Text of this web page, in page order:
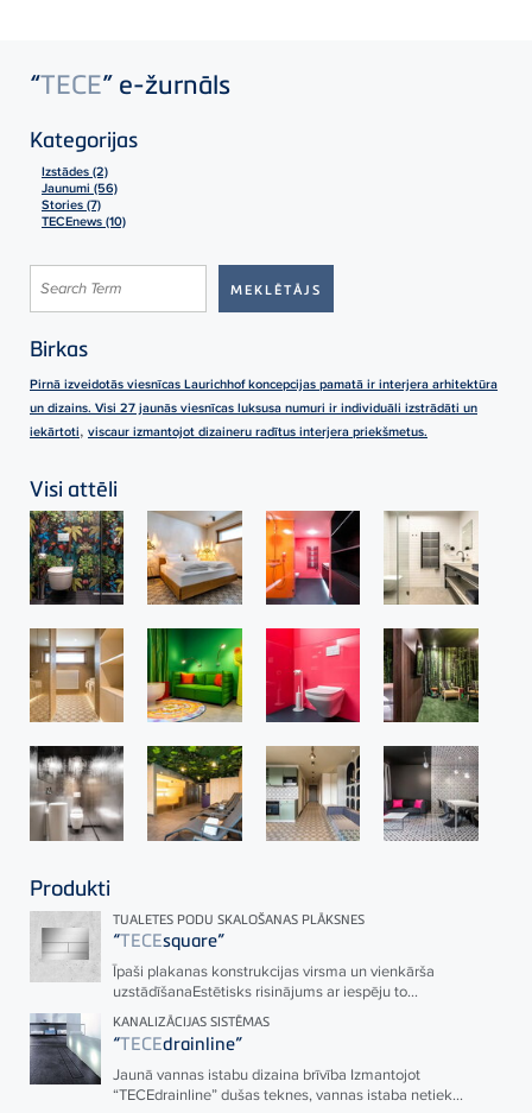
“TECE” e-žurnāls
Kategorijas
Izstādes (2)
Jaunumi (56)
Stories (7)
TECEnews (10)
Birkas
Pirnā izveidotās viesnīcas Laurichhof koncepcijas pamatā ir interjera arhitektūra
un dizains. Visi 27 jaunās viesnīcas luksusa numuri ir individuāli izstrādāti un
iekārtoti, viscaur izmantojot dizaineru radītus interjera priekšmetus.
Visi attēli
Produkti
TUALETES PODU SKALOŠANAS PLĀKSNES
“TECEsquare”
Īpaši plakanas konstrukcijas virsma un vienkārša
uzstādīšanaEstētisks risinājums ar iespēju to...
KANALIZĀCIJAS SISTĒMAS
“TECEdrainline”
Jaunā vannas istabu dizaina brīvība Izmantojot
“TECEdrainline” dušas teknes, vannas istaba netiek...